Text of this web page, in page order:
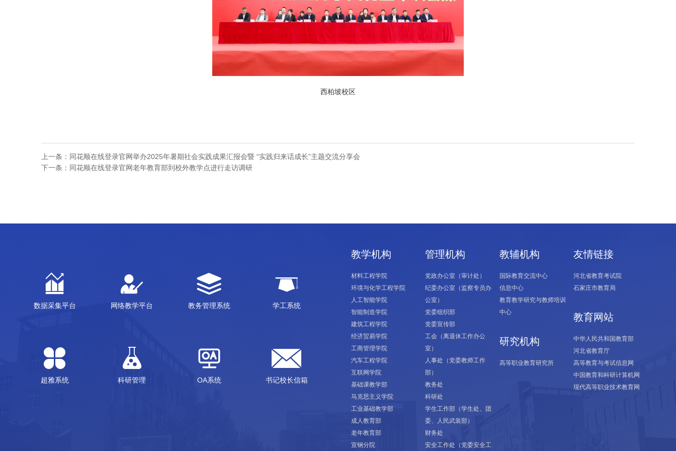
西柏坡校区
上一条： 同花顺在线登录官网举办2025年暑期社会实践成果汇报会暨 “实践归来话成长”主题交流分享会
下一条： 同花顺在线登录官网老年教育部到校外教学点进行走访调研
数据采集平台 网络教学平台 教务管理系统 学工系统
超雅系统 科研管理 OA系统 书记校长信箱
教学机构
材料工程学院
环境与化学工程学院
人工智能学院
智能制造学院
建筑工程学院
经济贸易学院
工商管理学院
汽车工程学院
互联网学院
基础课教学部
马克思主义学院
工业基础教学部
成人教育部
老年教育部
宣钢分院
管理机构
党政办公室（审计处）
纪委办公室（监察专员办
公室）
党委组织部
党委宣传部
工会（离退休工作办公
室）
人事处（党委教师工作
部）
教务处
科研处
学生工作部（学生处、团
委、人民武装部）
财务处
安全工作处（党委安全工
教辅机构
国际教育交流中心
信息中心
教育教学研究与教师培训
中心
研究机构
高等职业教育研究所
友情链接
河北省教育考试院
石家庄市教育局
教育网站
中华人民共和国教育部
河北省教育厅
高等教育与考试信息网
中国教育和科研计算机网
现代高等职业技术教育网